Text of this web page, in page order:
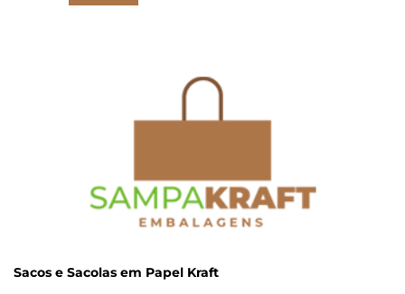
Sacos e Sacolas em Papel Kraft